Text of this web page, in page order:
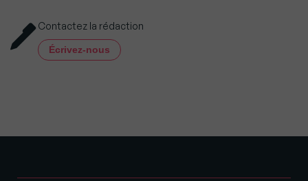
Contactez la rédaction
Écrivez-nous